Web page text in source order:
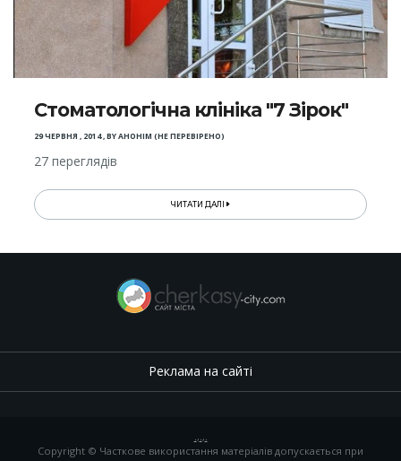
Стоматологічна клініка "7 Зірок"
29 ЧЕРВНЯ , 2014,BYАНОНІМ (НЕ ПЕРЕВІРЕНО)
27 переглядів
ЧИТАТИ ДАЛІ
Реклама на сайті
.,.,.
Copyright © Часткове використання матеріалів допускається при